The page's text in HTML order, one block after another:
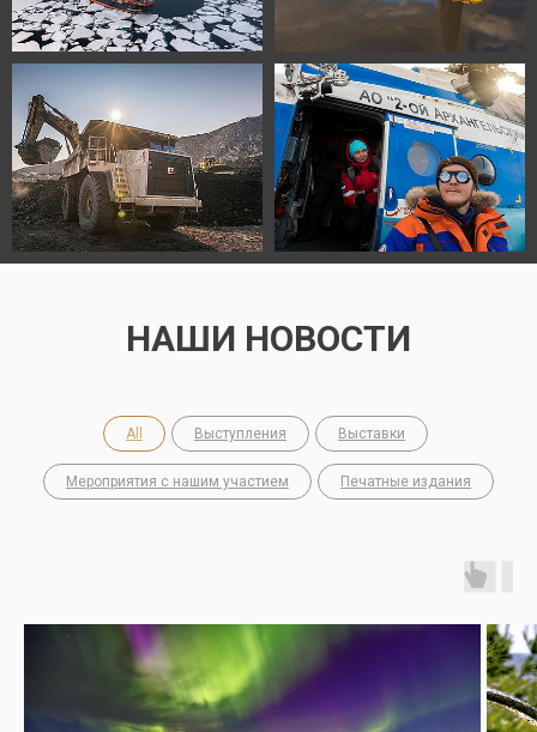
НАШИ НОВОСТИ
All Выступления Выставки
Мероприятия с нашим участием Печатные издания